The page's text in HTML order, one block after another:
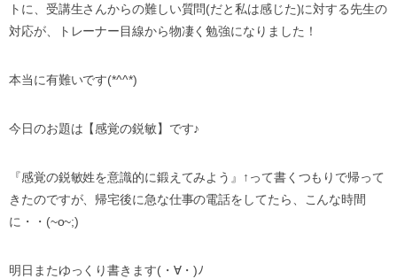
トに、受講生さんからの難しい質問(だと私は感じた)に対する先生の
対応が、トレーナー目線から物凄く勉強になりました！
本当に有難いです(*^^*)
今日のお題は【感覚の鋭敏】です♪
『感覚の鋭敏姓を意識的に鍛えてみよう』↑って書くつもりで帰って
きたのですが、帰宅後に急な仕事の電話をしてたら、こんな時間
に・・(~o~;)
明日またゆっくり書きます(・∀・)ﾉ